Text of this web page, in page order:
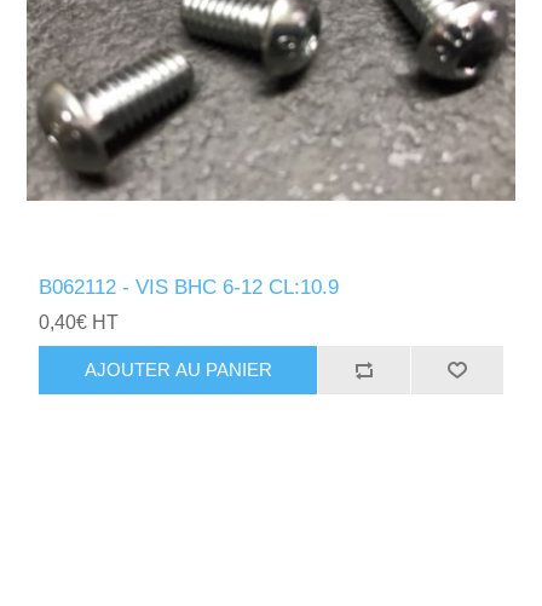
B062112 - VIS BHC 6-12 CL:10.9
0,40€ HT
AJOUTER AU PANIER